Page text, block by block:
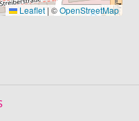
Leaflet | ©OpenStreetMap